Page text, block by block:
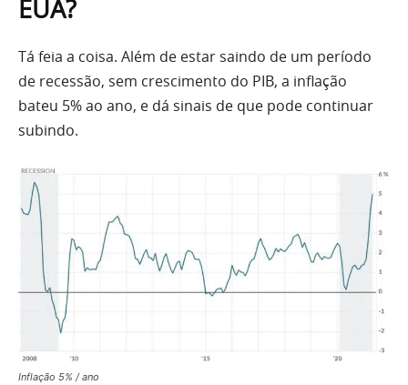
EUA?
Tá feia a coisa. Além de estar saindo de um período
de recessão, sem crescimento do PIB, a inflação
bateu 5% ao ano, e dá sinais de que pode continuar
subindo.
Inflação 5% / ano